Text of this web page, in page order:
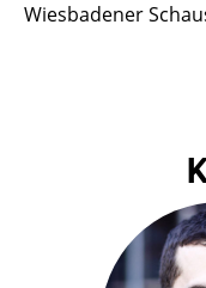
Wiesbadener